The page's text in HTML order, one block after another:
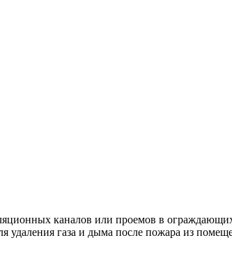
каналов или проемов в
газа и дыма после пожара из